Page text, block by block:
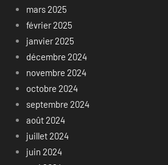
mars 2025
février 2025
janvier 2025
décembre 2024
novembre 2024
octobre 2024
septembre 2024
août 2024
juillet 2024
juin 2024